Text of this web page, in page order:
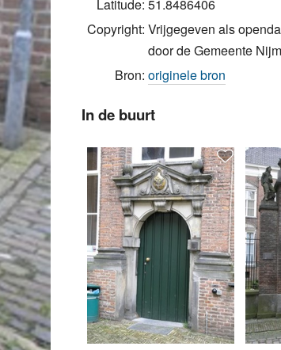
Latitude: 51.8486406
Copyright: Vrijgegeven als
door de Gemeente
Bron: originele bron
In de buurt